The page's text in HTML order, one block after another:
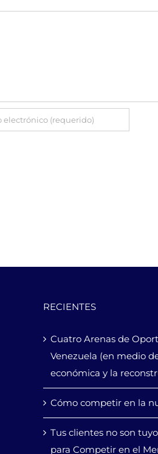
RECIENTES
Cuatro Arenas de
Venezuela (en medio
económica y la
Cómo competir en la
Tus clientes no son
para Competir en el